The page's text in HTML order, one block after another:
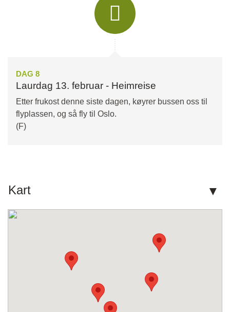
DAG 8
Laurdag 13. februar - Heimreise
Etter frukost denne siste dagen, køyrer bussen oss til
flyplassen, og så fly til Oslo.
(F)
Kart